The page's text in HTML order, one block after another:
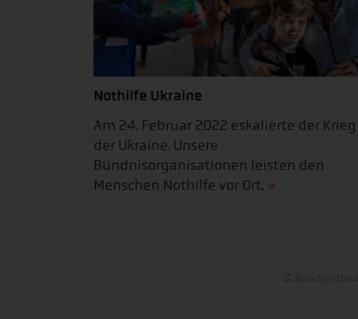
Nothilfe Ukraine
Am 24. Februar 2022 eskalierte der
der Ukraine. Unsere
Bündnisorganisationen leisten den
Menschen Nothilfe vor Ort.